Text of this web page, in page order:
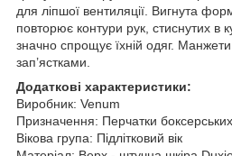
для ліпшої вентиляції. Вигнута
повторює контури рук, стиснутих в
значно спрощує їхній одяг.
зап’ястками.
Додаткові характеристики:
Виробник: Venum
Призначення: Перчатки
Вікова група: Підлітковий вік